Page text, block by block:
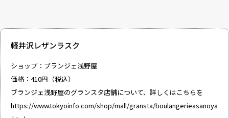
軽井沢レザンラスク
ショップ：ブランジェ浅野屋
価格：410円（税込）
ブランジェ浅野屋のグランスタ店舗について、詳しくはこちらを
https://www.tokyoinfo.com/shop/mall/gransta/boulangerieasanoya